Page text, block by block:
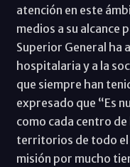
atención en este
medios a su alcance
Superior General ha
hospitalaria y a la
que siempre han
expresado que “Es
como cada centro
territorios de todo el
misión por mucho